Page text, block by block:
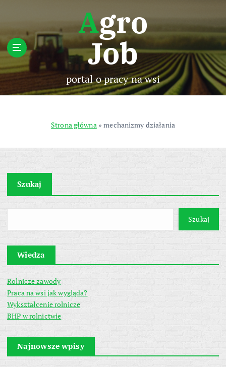
p
t
c
n
Agro
Job
portal o pracy na wsi
Strona główna»mechanizmy działania
Szukaj
Szukaj
Wiedza
Rolnicze zawody
Praca na wsi jak wygląda?
Wykształcenie rolnicze
BHP w rolnictwie
Najnowsze wpisy